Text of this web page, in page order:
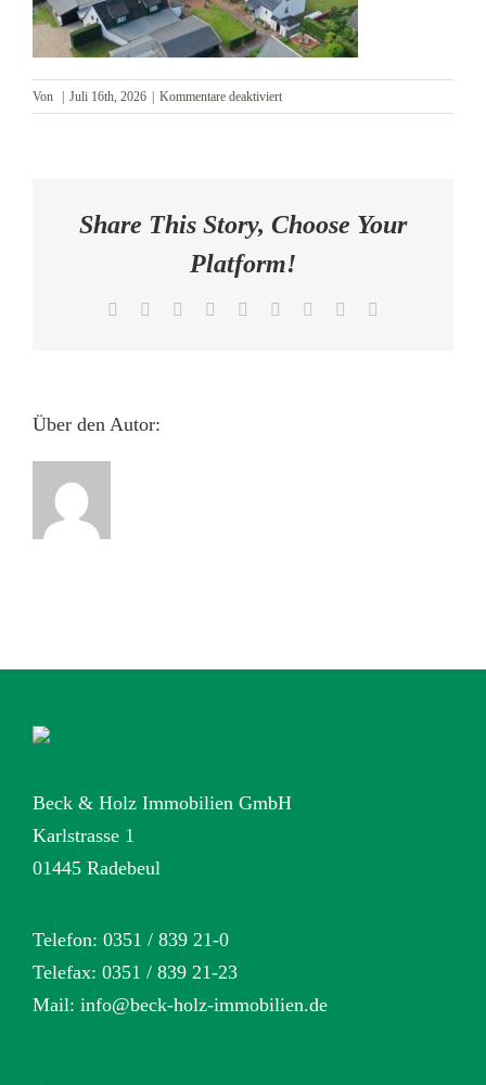
AKTUELLES
KONTAKT
Von Juli 16th, 2026 Kommentare deaktiviertfür
Grundstück
Share This Story, Choose Your
Platform!
Facebook Reddit LinkedInWhatsApp
TumblrPinterest
Über den Autor:
Beck & Holz Immobilien GmbH
Karlstrasse 1
01445 Radebeul
Telefon: 0351 / 839 21-0
Telefax: 0351 / 839 21-23
Mail: info@beck-holz-immobilien.de